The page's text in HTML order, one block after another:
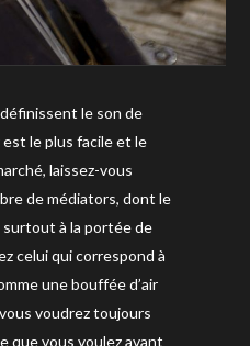
le son de
le plus facile et le
laissez-vous
de médiators, dont le
à la portée de
celui qui correspond à
une bouffée d’air
voudrez toujours
que vous voulez avant